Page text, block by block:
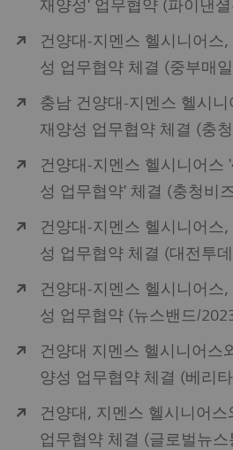
재양성' 업무협약 (파이낸
건양대-지멘스 헬시니어스
성 업무협약 체결 (중부매
충남 건양대-지멘스 헬시
재양성 업무협약 체결 (충
건양대-지멘스 헬시니어스
성 업무협약' 체결 (충청비
건양대-지멘스 헬시니어스
성 업무협약 체결 (대전투
건양대-지멘스 헬시니어스
성 업무협약 (뉴스밴드/
건양대 지멘스 헬시니어스
양성 업무협약 체결 (베리
건양대, 지멘스 헬시니어
업무협약 체결 (글로벌뉴